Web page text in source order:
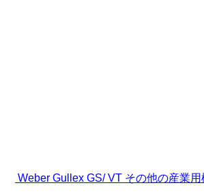
Weber Gullex GS/ VT その他の産業用